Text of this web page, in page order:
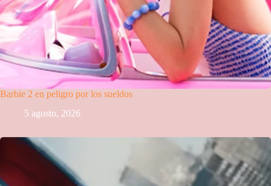
Barbie 2 en peligro por los sueldos
5 agosto, 2026